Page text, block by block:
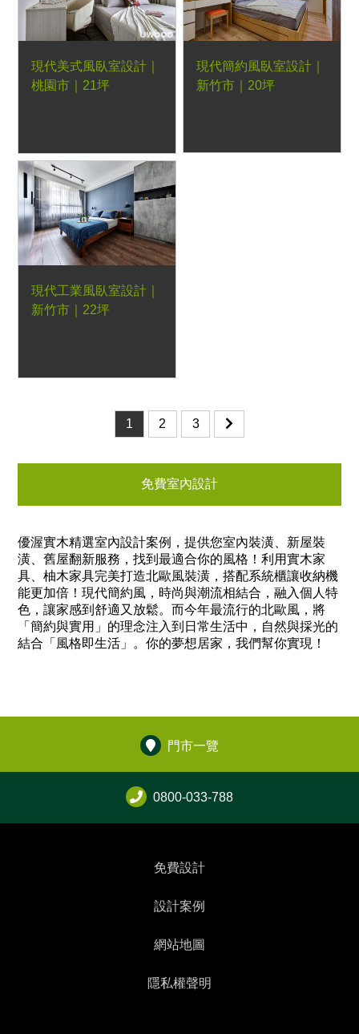
現代美式風臥室設計｜
桃園市｜21坪
現代簡約風臥室設計｜
新竹市｜20坪
現代工業風臥室設計｜
新竹市｜22坪
1 2 3
免費室內設計
優渥實木精選室內設計案例，提供您室內裝潢、新屋裝
潢、舊屋翻新服務，找到最適合你的風格！利用實木家
具、柚木家具完美打造北歐風裝潢，搭配系統櫃讓收納機
能更加倍！現代簡約風，時尚與潮流相結合，融入個人特
色，讓家感到舒適又放鬆。而今年最流行的北歐風，將
「簡約與實用」的理念注入到日常生活中，自然與採光的
結合「風格即生活」。你的夢想居家，我們幫你實現！
門市一覽
0800-033-788
免費設計
設計案例
網站地圖
隱私權聲明